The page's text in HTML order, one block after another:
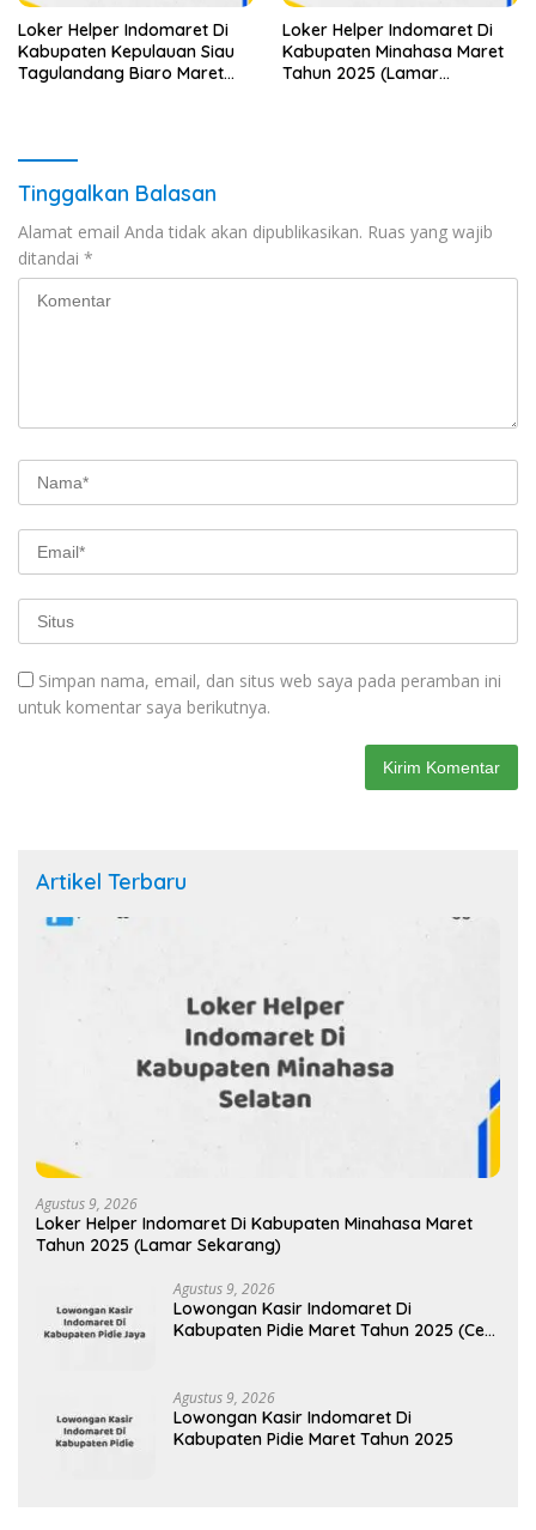
Loker Helper Indomaret Di
Kabupaten Kepulauan Siau
Tagulandang Biaro Maret
Loker Helper Indomaret Di
Kabupaten Minahasa Maret
Tahun 2025 (Lamar
Tinggalkan Balasan
Alamat email Anda tidak akan dipublikasikan. Ruas yang wajib
ditandai *
Simpan nama, email, dan situs web saya pada peramban ini
untuk komentar saya berikutnya.
Artikel Terbaru
Agustus 9, 2026
Loker Helper Indomaret Di Kabupaten Minahasa Maret
Tahun 2025 (Lamar Sekarang)
Agustus 9, 2026
Lowongan Kasir Indomaret Di
Kabupaten Pidie Maret Tahun 2025 (Cek
Agustus 9, 2026
Lowongan Kasir Indomaret Di
Kabupaten Pidie Maret Tahun 2025